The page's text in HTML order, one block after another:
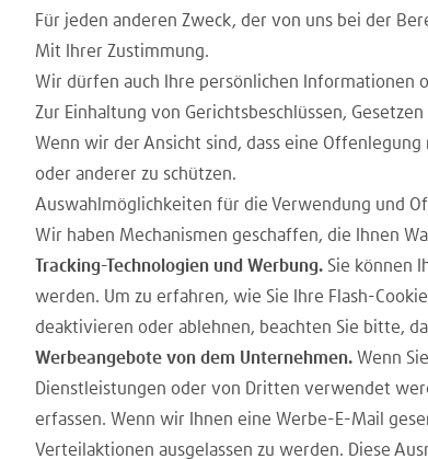
Für jeden anderen Zweck, der von uns bei der
Mit Ihrer Zustimmung.
Wir dürfen auch Ihre persönlichen Informationen
Zur Einhaltung von Gerichtsbeschlüssen,
Wenn wir der Ansicht sind, dass eine
oder anderer zu schützen.
Auswahlmöglichkeiten für die Verwendung und
Wir haben Mechanismen geschaffen, die Ihnen
Tracking-Technologien und Werbung. Sie können
werden. Um zu erfahren, wie Sie Ihre Flash-
deaktivieren oder ablehnen, beachten Sie bitte,
Werbeangebote von dem Unternehmen. Wenn
Dienstleistungen oder von Dritten verwendet
erfassen. Wenn wir Ihnen eine Werbe-E-Mail
Verteilaktionen ausgelassen zu werden. Diese